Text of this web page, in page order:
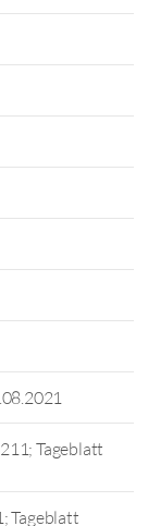
Tageblatt
Tageblatt